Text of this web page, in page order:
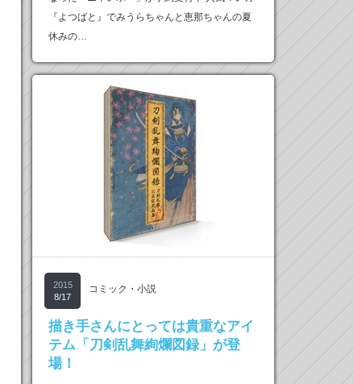
『よつばと』でみうらちゃんと恵那ちゃんの夏
休みの…
2015
8/17
コミック・小説
描き手さんにとっては貴重なアイ
テム「刀剣乱舞絢爛図録」が登
場！